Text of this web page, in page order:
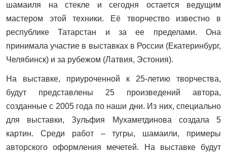
шамаиля на стекле и сегодня остается ведущим
мастером этой техники. Её творчество известно в
республике Татарстан и за ее пределами. Она
принимала участие в выставках в России (Екатеринбург,
Челябинск) и за рубежом (Латвия, Эстония).
На выставке, приуроченной к 25-летию творчества,
будут представлены 25 произведений автора,
созданные с 2005 года по наши дни. Из них, специально
для выставки, Зульфия Мухаметдинова создала 5
картин. Среди работ – тугры, шамаили, примеры
авторского оформления мечетей. На выставке будут